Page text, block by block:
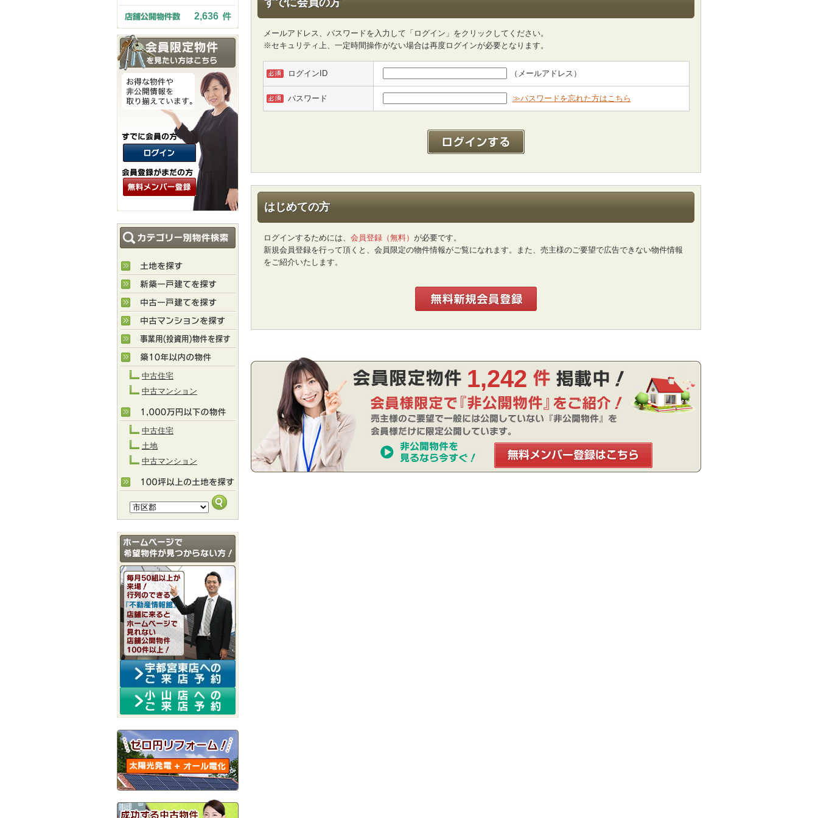
すでに会員の方
メールアドレス、パスワードを入力して「ログイン」をクリックしてください。
※セキュリティ上、一定時間操作がない場合は再度ログインが必要となります。
ログインID （メールアドレス）
パスワード ≫パスワードを忘れた方はこちら
はじめての方
ログインするためには、 会員登録（無料） が必要です。
新規会員登録を行って頂くと、会員限定の物件情報がご覧になれます。また、売主様のご要望で広告できない物件情報
をご紹介いたします。
1,242
2,636
中古住宅
中古マンション
中古住宅
土地
中古マンション